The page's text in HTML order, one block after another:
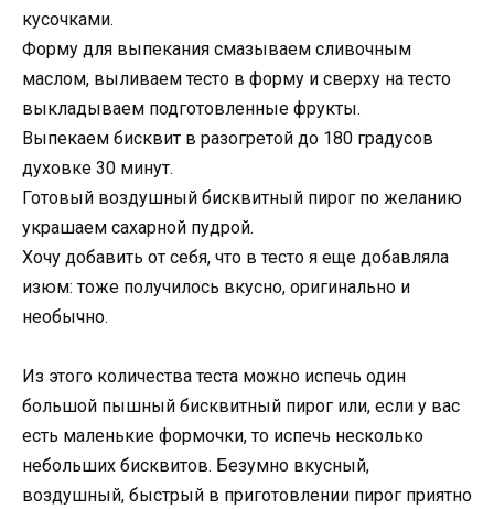
кусочками.
Форму для выпекания смазываем сливочным
маслом, выливаем тесто в форму и сверху на тесто
выкладываем подготовленные фрукты.
Выпекаем бисквит в разогретой до 180 градусов
духовке 30 минут.
Готовый воздушный бисквитный пирог по желанию
украшаем сахарной пудрой.
Хочу добавить от себя, что в тесто я еще добавляла
изюм: тоже получилось вкусно, оригинально и
необычно.
Из этого количества теста можно испечь один
большой пышный бисквитный пирог или, если у вас
есть маленькие формочки, то испечь несколько
небольших бисквитов. Безумно вкусный,
воздушный, быстрый в приготовлении пирог приятно